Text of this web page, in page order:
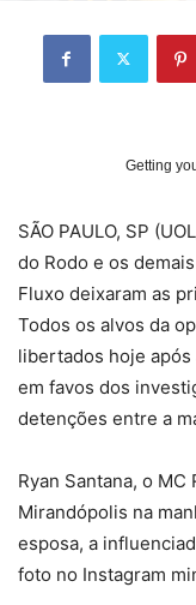
Getting
SÃO PAULO, SP
do Rodo e os
Fluxo deixaram as
Todos os alvos da
libertados hoje após
em favos dos
detenções entre a
Ryan Santana, o
Mirandópolis na
esposa, a
foto no Instagram